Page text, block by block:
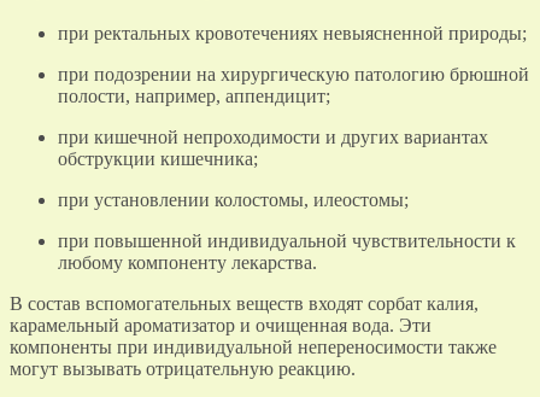
при ректальных кровотечениях невыясненной природы;
при подозрении на хирургическую патологию брюшной
полости, например, аппендицит;
при кишечной непроходимости и других вариантах
обструкции кишечника;
при установлении колостомы, илеостомы;
при повышенной индивидуальной чувствительности к
любому компоненту лекарства.
В состав вспомогательных веществ входят сорбат калия,
карамельный ароматизатор и очищенная вода. Эти
компоненты при индивидуальной непереносимости также
могут вызывать отрицательную реакцию.